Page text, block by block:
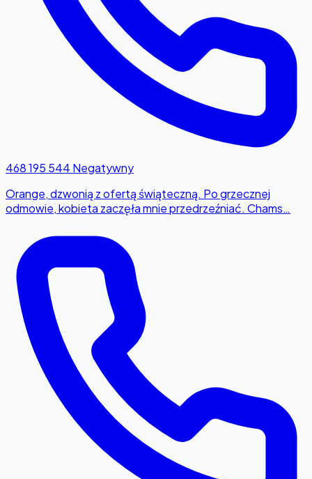
468 195 544 Negatywny
Orange, dzwonią z ofertą świąteczną. Po grzecznej
odmowie, kobieta zaczęła mnie przedrzeźniać. Chams…